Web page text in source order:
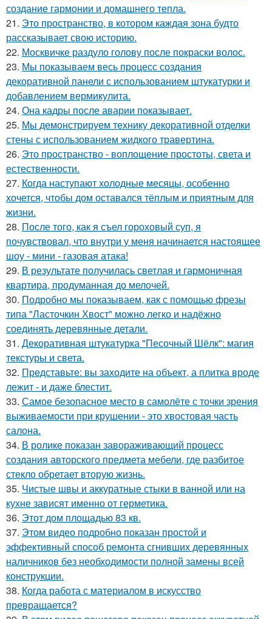
создание гармонии и домашнего тепла.
21. Это пространство, в котором каждая зона будто
рассказывает свою историю.
22. Москвичке раздуло голову после покраски волос.
23. Мы показываем весь процесс создания
декоративной панели с использованием штукатурки и
добавлением вермикулита.
24. Она кадры после аварии показывает.
25. Мы демонстрируем технику декоративной отделки
стены с использованием жидкого травертина.
26. Это пространство - воплощение простоты, света и
естественности.
27. Когда наступают холодные месяцы, особенно
хочется, чтобы дом оставался тёплым и приятным для
жизни.
28. После того, как я съел гороховый суп, я
почувствовал, что внутри у меня начинается настоящее
шоу - мини - газовая атака!
29. В результате получилась светлая и гармоничная
квартира, продуманная до мелочей.
30. Подробно мы показываем, как с помощью фрезы
типа "Ласточкин Хвост" можно легко и надёжно
соединять деревянные детали.
31. Декоративная штукатурка "Песочный Шёлк": магия
текстуры и света.
32. Представьте: вы заходите на объект, а плитка вроде
лежит - и даже блестит.
33. Самое безопасное место в самолёте с точки зрения
выживаемости при крушении - это хвостовая часть
салона.
34. В ролике показан завораживающий процесс
создания авторского предмета мебели, где разбитое
стекло обретает вторую жизнь.
35. Чистые швы и аккуратные стыки в ванной или на
кухне зависят именно от герметика.
36. Этот дом площадью 83 кв.
37. Этом видео подробно показан простой и
эффективный способ ремонта сгнивших деревянных
наличников без необходимости полной замены всей
конструкции.
38. Когда работа с материалом в искусство
превращается?